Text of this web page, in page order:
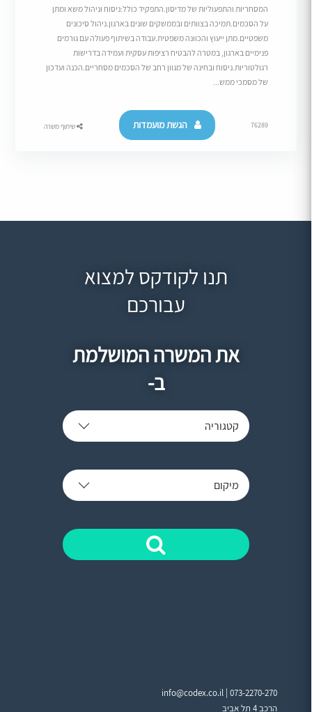
המסחריות והתפעוליות של מדיסון.התפקיד כולל:ניסוח וניהול משא ומתן
על הסכמים.תמיכה בצוותים ובממשקים שונים בארגון.ניהול סיכונים
משפטיים.מתן ייעוץ והכוונה משפטית.עבודה בשיתוף פעולה עם גורמים
פנימיים בארגון, במטרה להבטיח רציפות עסקית ועמידה בדרישות
רגולטוריות.ניסוח ובחינה של מגוון רחב של הסכמים מסחריים.הכנה ועדכון
של מסמכי ממש...
76289 הגשת מועמדות שיתוף משרה
תנו לקודקס למצוא
עבורכם
את המשרה המושלמת
ב-
קטגוריה
מיקום
info@codex.co.il |073-2270-270
הרכב 4 תל אביב